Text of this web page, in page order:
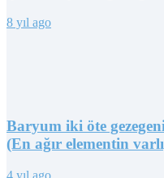
8 yıl ago
Baryum iki öte
(En ağır elementin